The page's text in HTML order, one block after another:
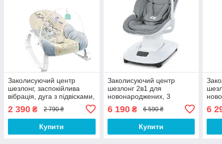
Заколисуючий центр
шезлонг, заспокійлива
вібрація, дуга з підвісками,
регулювання положення,
пискавка
2 390 ₴ 2 790 ₴
Купити
Заколисуючий центр
шезлонг 2в1 для
новонароджених, 3
полож.спинки, 360град.,
APP, USB, таймер,
москітна сітка, іграшки,
6 190₴ 6 590 ₴
Купити
6